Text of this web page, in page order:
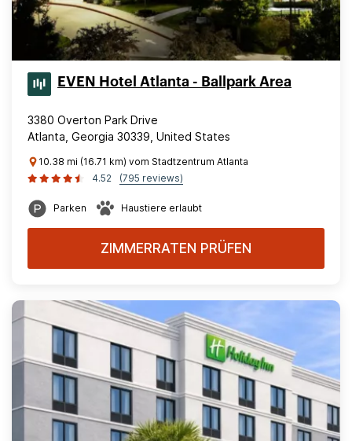
EVEN Hotel Atlanta - Ballpark Area
3380 Overton Park Drive
Atlanta, Georgia 30339, United States
10.38 mi (16.71 km) vom Stadtzentrum Atlanta
4.52
(795 reviews)
Parken Haustiere erlaubt
ZIMMERRATEN PRÜFEN